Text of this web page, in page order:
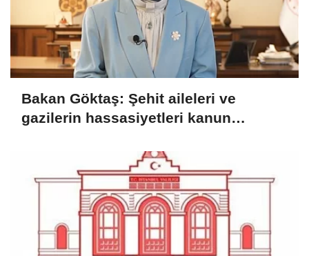
Bakan Göktaş: Şehit aileleri ve
gazilerin hassasiyetleri kanun